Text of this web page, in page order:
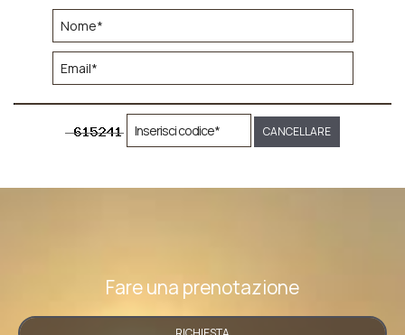
CANCELLARE
Fare una prenotazione